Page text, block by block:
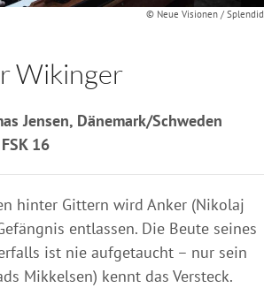
© Neue Visionen / Splendid
Wikinger
Jensen, Dänemark/Schweden
16
hinter Gittern wird Anker (Nikolaj
entlassen. Die Beute seines
ist nie aufgetaucht – nur sein
Mikkelsen) kennt das Versteck.